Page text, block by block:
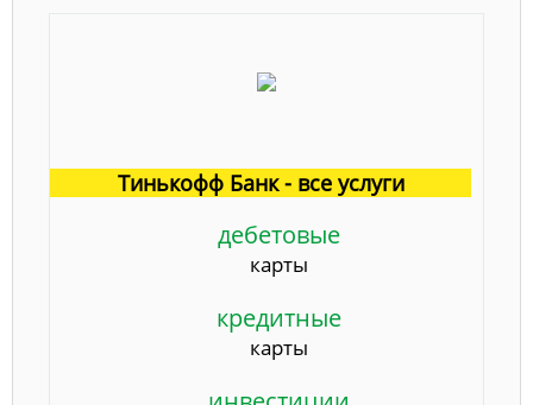
Тинькофф Банк - все услуги
дебетовые
карты
кредитные
карты